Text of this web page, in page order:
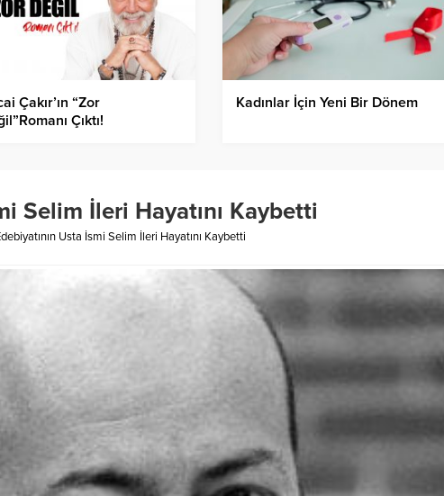
Çakır’ın “Zor
Çıktı!
Kadınlar İçin Yeni Bir Dönem
Selim İleri Hayatını Kaybetti
Usta İsmi Selim İleri Hayatını Kaybetti